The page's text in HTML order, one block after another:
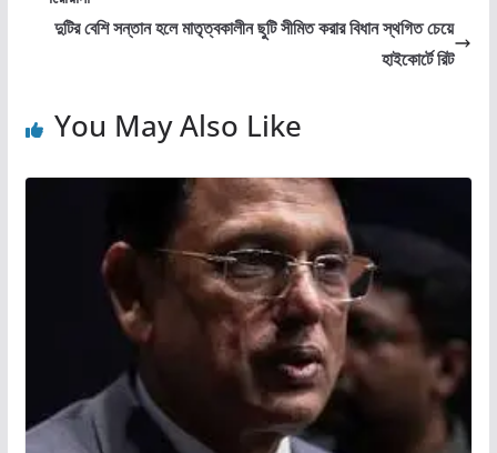
দুটির বেশি সন্তান হলে মাতৃত্বকালীন ছুটি সীমিত করার বিধান স্থগিত চেয়ে
হাইকোর্টে রিট
You May Also Like